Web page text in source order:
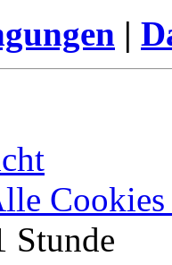
|
Cookies
Stunde